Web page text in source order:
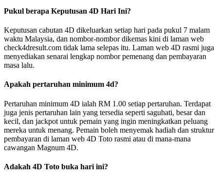
Pukul berapa Keputusan 4D Hari Ini?
Keputusan cabutan 4D dikeluarkan setiap hari pada pukul 7 malam
waktu Malaysia, dan nombor-nombor dikemas kini di laman web
check4dresult.com tidak lama selepas itu. Laman web 4D rasmi juga
menyediakan senarai lengkap nombor pemenang dan pembayaran
masa lalu.
Apakah pertaruhan minimum 4d?
Pertaruhan minimum 4D ialah RM 1.00 setiap pertaruhan. Terdapat
juga jenis pertaruhan lain yang tersedia seperti saguhati, besar dan
kecil, dan jackpot untuk pemain yang ingin meningkatkan peluang
mereka untuk menang. Pemain boleh menyemak hadiah dan struktur
pembayaran di laman web 4D Toto rasmi atau di mana-mana
cawangan Magnum 4D.
Adakah 4D Toto buka hari ini?